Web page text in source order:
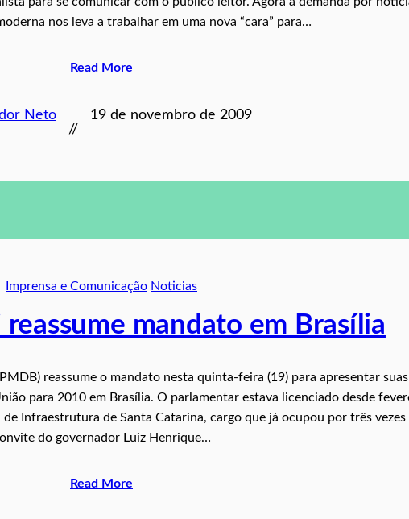
nos leva a trabalhar em uma nova “cara” para…
Read More
Neto
//
19 de novembro de 2009
Imprensa e Comunicação Noticias
mandato em Brasília
reassume o mandato nesta quinta-feira (19) para apresentar suas
para 2010 em Brasília. O parlamentar estava licenciado desde
Infraestrutura de Santa Catarina, cargo que já ocupou por três vezes
do governador Luiz Henrique…
Read More